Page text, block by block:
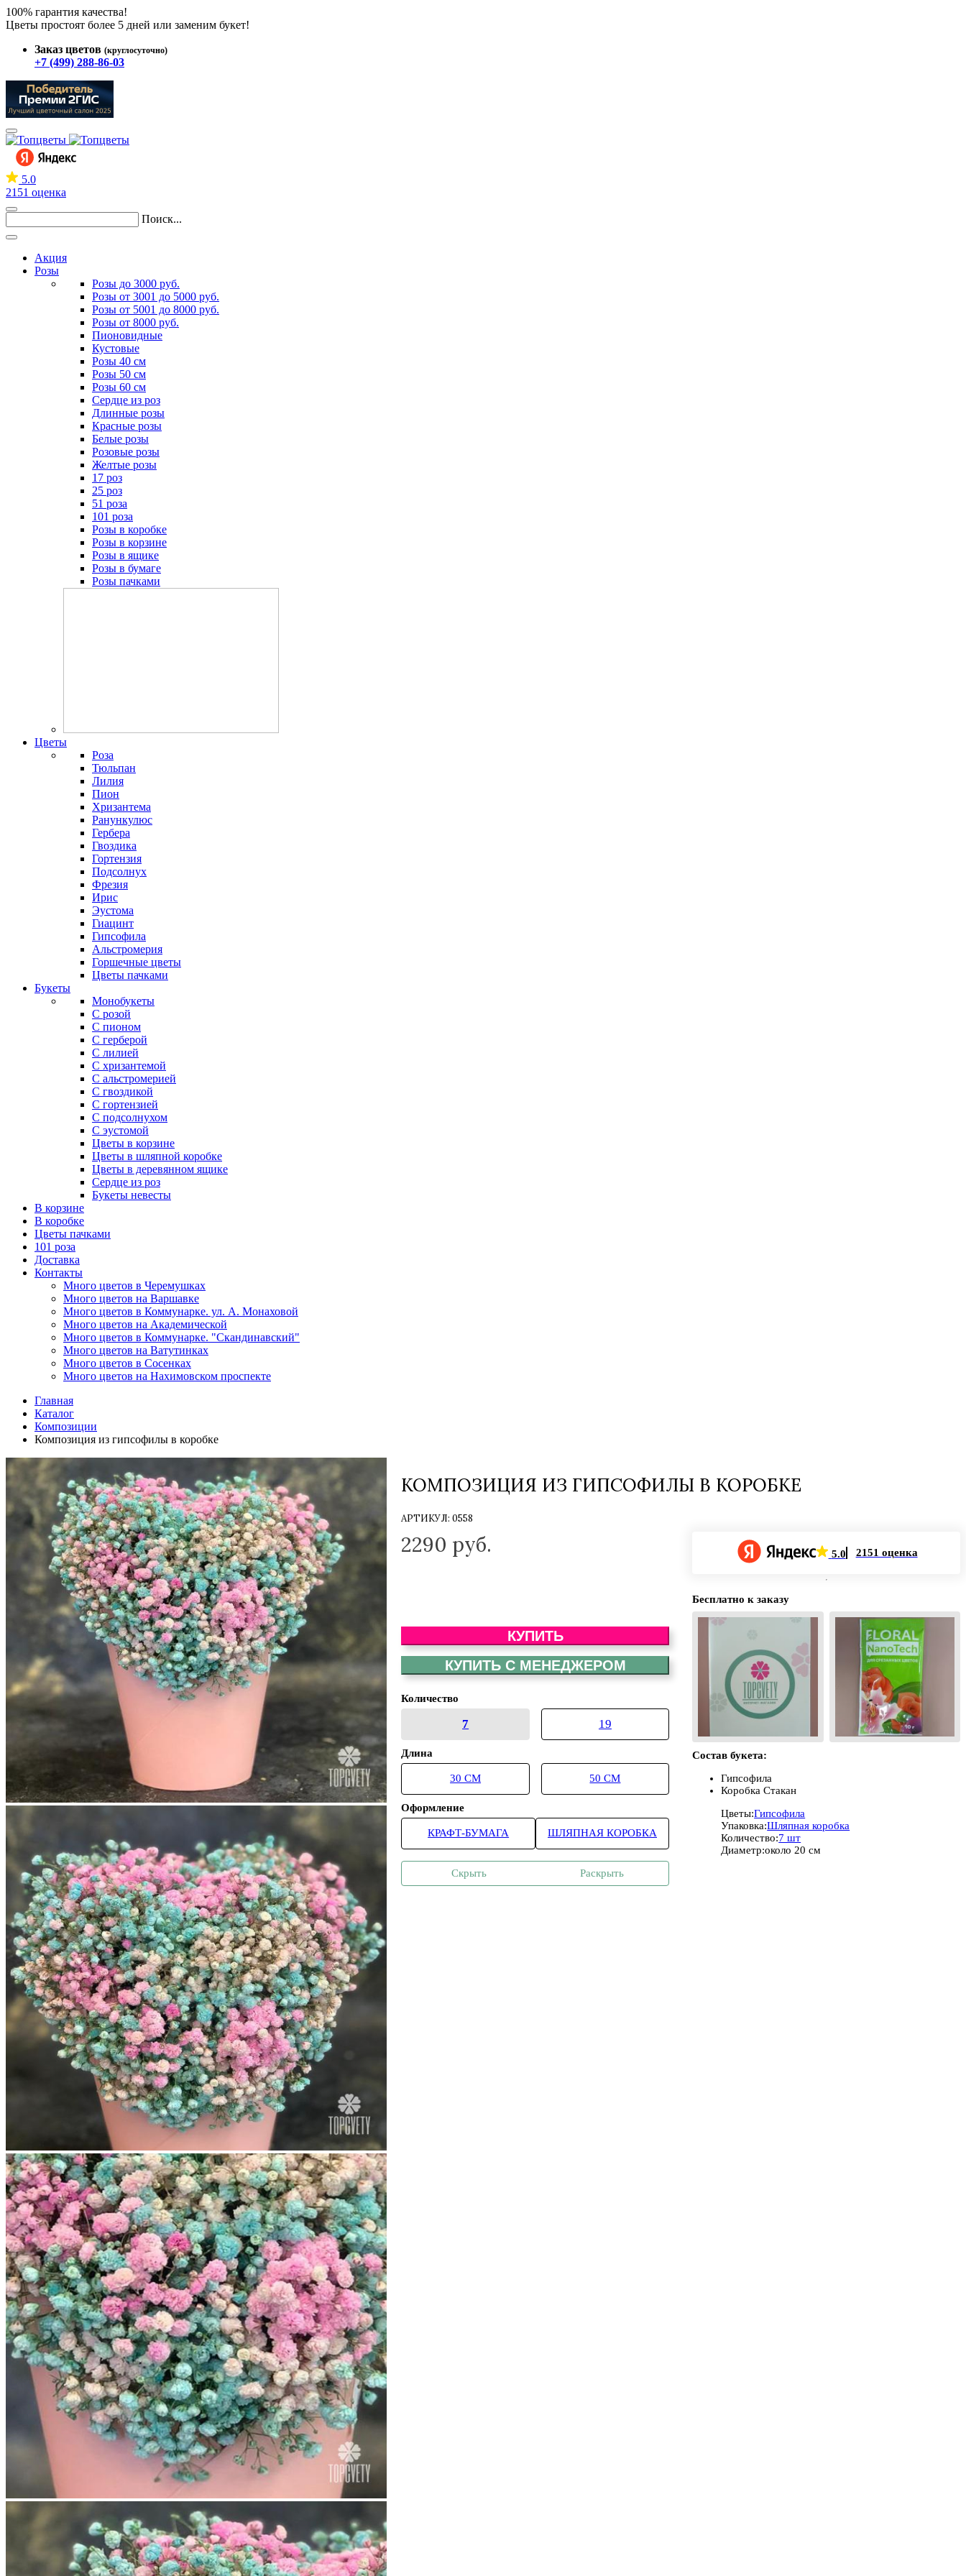
100% гарантия качества!
Цветы простоят более 5 дней или заменим букет!
Заказ цветов (круглосуточно)
+7 (499) 288-86-03
5.0
2151 оценка
Поиск...
Акция
Розы
Розы до 3000 руб.
Розы от 3001 до 5000 руб.
Розы от 5001 до 8000 руб.
Розы от 8000 руб.
Пионовидные
Кустовые
Розы 40 см
Розы 50 см
Розы 60 см
Сердце из роз
Длинные розы
Красные розы
Белые розы
Розовые розы
Желтые розы
17 роз
25 роз
51 роза
101 роза
Розы в коробке
Розы в корзине
Розы в ящике
Розы в бумаге
Розы пачками
Цветы
Роза
Тюльпан
Лилия
Пион
Хризантема
Ранункулюс
Гербера
Гвоздика
Гортензия
Подсолнух
Фрезия
Ирис
Эустома
Гиацинт
Гипсофила
Альстромерия
Горшечные цветы
Цветы пачками
Букеты
Монобукеты
С розой
С пионом
С герберой
С лилией
С хризантемой
С альстромерией
С гвоздикой
С гортензией
С подсолнухом
С эустомой
Цветы в корзине
Цветы в шляпной коробке
Цветы в деревянном ящике
Сердце из роз
Букеты невесты
В корзине
В коробке
Цветы пачками
101 роза
Доставка
Контакты
Много цветов в Черемушках
Много цветов на Варшавке
Много цветов в Коммунарке. ул. А. Монаховой
Много цветов на Академической
Много цветов в Коммунарке. "Скандинавский"
Много цветов на Ватутинках
Много цветов в Сосенках
Много цветов на Нахимовском проспекте
Главная
Каталог
Композиции
Композиция из гипсофилы в коробке
КОМПОЗИЦИЯ ИЗ ГИПСОФИЛЫ В КОРОБКЕ
АРТИКУЛ:0558
2290 руб.
КУПИТЬ
КУПИТЬ С МЕНЕДЖЕРОМ
Количество
7 19
Длина
30 СМ 50 СМ
Оформление
КРАФТ-БУМАГА ШЛЯПНАЯ КОРОБКА
Скрыть Раскрыть
5.0 2151 оценка
Бесплатно к заказу
Состав букета:
Гипсофила
Коробка Стакан
Цветы:Гипсофила
Упаковка:Шляпная коробка
Количество:7 шт
Диаметр:около 20 см